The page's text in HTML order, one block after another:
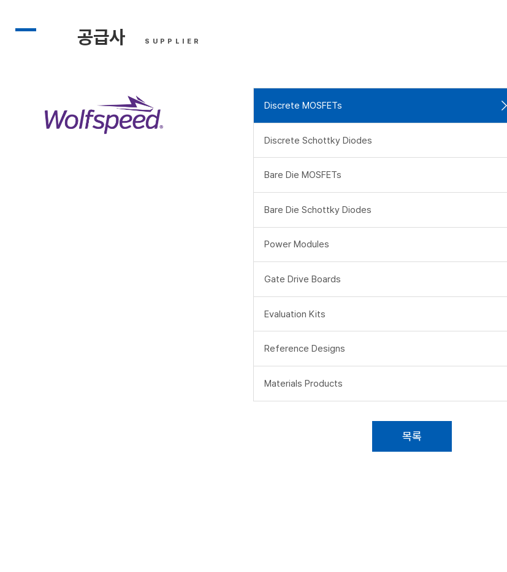
공급사 SUPPLIER
Discrete MOSFETs
Discrete Schottky Diodes
Bare Die MOSFETs
Bare Die Schottky Diodes
Power Modules
Gate Drive Boards
Evaluation Kits
Reference Designs
Materials Products
목록